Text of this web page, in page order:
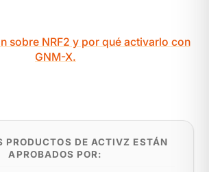
sobre NRF2 y por qué activarlo con
GNM-X.
PRODUCTOS DE ACTIVZ ESTÁN
APROBADOS POR: